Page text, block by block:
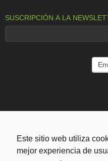
Este sitio web utiliza
mejor experiencia de
SUSCRIPCIÓN A LA